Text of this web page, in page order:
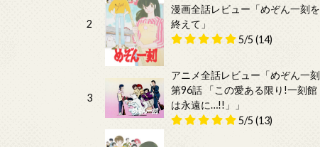
2
漫画全話レビュー「めぞん一刻を
終えて」
5/5 (14)
3
アニメ全話レビュー「めぞん一刻
第96話 「この愛ある限り!一刻館
は永遠に…!!」」
5/5 (13)